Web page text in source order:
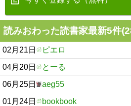
読みおわった読書家最新5件
02月21日 ピエロ
04月20日 とーる
06月25日 aeg55
01月24日 bookbook